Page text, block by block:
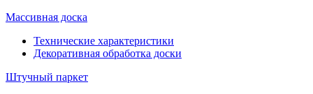
Массивная доска
Технические характеристики
Декоративная обработка доски
Штучный паркет